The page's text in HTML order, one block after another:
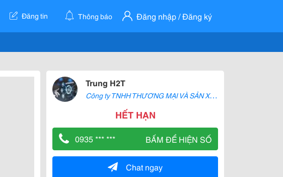
Đăng tin Thông báo Đăng nhập / Đăng ký
Trung H2T
C
ông ty TNHH THƯƠNG MẠI VÀ SẢN XUẤT H2T
HẾT HẠN
0935 *** *** BẤM ĐỂ HIỆN SỐ
Chat ngay